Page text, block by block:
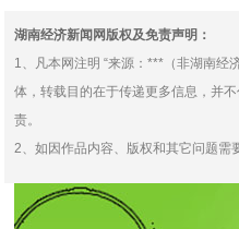
湖南经济新闻网版权及免责声明：
1、凡本网注明 “来源：***（非湖南经
体，转载目的在于传递更多信息，并
责。
2、如因作品内容、版权和其它问题需